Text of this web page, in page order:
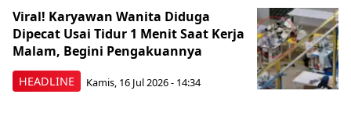
HEADLINE
Viral! Karyawan Wanita Diduga
Dipecat Usai Tidur 1 Menit Saat Kerja
Malam, Begini Pengakuannya
Kamis, 16 Jul 2026 - 14:34